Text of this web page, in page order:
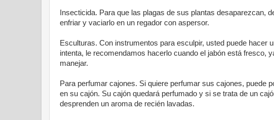
Insecticida. Para que las plagas de sus plantas desaparezcan,
enfriar y vaciarlo en un regador con aspersor.
Esculturas. Con instrumentos para esculpir, usted puede hacer
intenta, le recomendamos hacerlo cuando el jabón está fresco,
manejar.
Para perfumar cajones. Si quiere perfumar sus cajones, puede
en su cajón. Su cajón quedará perfumado y si se trata de un
desprenden un aroma de recién lavadas.